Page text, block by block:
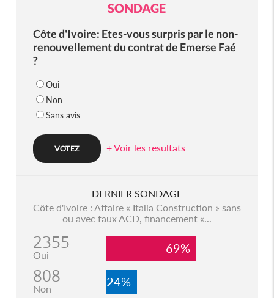
SONDAGE
Côte d'Ivoire: Etes-vous surpris par le non-
renouvellement du contrat de Emerse Faé
?
Oui
Non
Sans avis
+ Voir les resultats
DERNIER SONDAGE
Côte d'Ivoire : Affaire « Italia Construction » sans
ou avec faux ACD, financement «...
2355
Oui 69%
808
Non 24%